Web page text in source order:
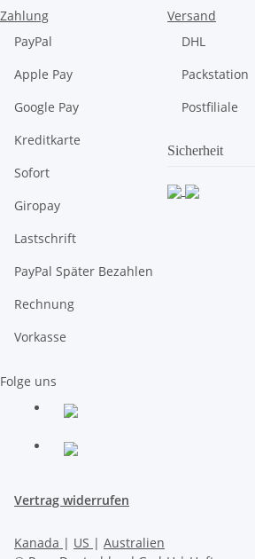
Zahlung
PayPal
Apple Pay
Google Pay
Kreditkarte
Sofort
Giropay
Lastschrift
PayPal Später Bezahlen
Rechnung
Vorkasse
Versand
DHL
Packstation
Postfiliale
Sicherheit
Folge uns
Vertrag widerrufen
Kanada | US | Australien